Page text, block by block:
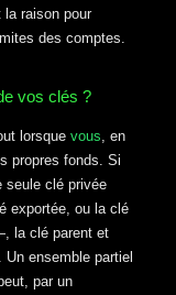
la raison pour
des comptes.
vos clés ?
lorsque vous , en
propres fonds. Si
seule clé privée
exportée, ou la clé
la clé parent et
ensemble partiel
par un